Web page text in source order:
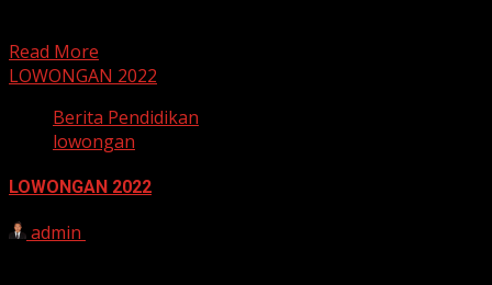
Read More
LOWONGAN 2022
Berita Pendidikan
lowongan
LOWONGAN 2022
admin